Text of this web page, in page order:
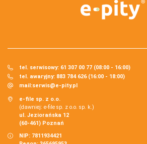
tel. serwisowy: 61 307 00 77 (08:00 - 16:00)
tel. awaryjny: 883 784 626 (16:00 - 18:00)
mail:serwis@e-pity.pl
e-file sp. z o.o.
(dawniej: e-file sp. z o.o. sp. k.)
ul. Jeziorańska 12
(60-461) Poznań
NIP: 7811934421